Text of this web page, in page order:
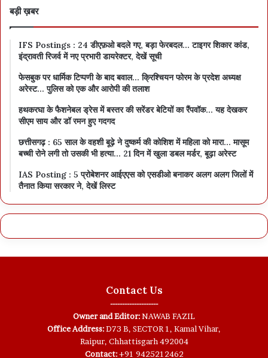
बड़ी ख़बर
IFS Postings : 24 डीएफ़ओ बदले गए, बड़ा फेरबदल… टाइगर शिकार कांड,
इंद्रावती रिजर्व में नए प्रभारी डायरेक्टर, देखें सूची
फेसबुक पर धार्मिक टिप्पणी के बाद बवाल… क्रिश्चियन फोरम के प्रदेश अध्यक्ष
अरेस्ट… पुलिस को एक और आरोपी की तलाश
हथकरघा के फैशनेबल ड्रेस में बस्तर की सरेंडर बेटियों का रैंपवॉक… यह देखकर
सीएम साय और डॉ रमन हुए गदगद
छत्तीसगढ़ : 65 साल के वहशी बूढ़े ने दुष्कर्म की कोशिश में महिला को मारा… मासूम
बच्ची रोने लगी तो उसकी भी हत्या… 21 दिन में खुला डबल मर्डर, बूढ़ा अरेस्ट
IAS Posting : 5 प्रोबेशनर आईएएस को एसडीओ बनाकर अलग अलग जिलों में
तैनात किया सरकार ने, देखें लिस्ट
Contact Us
--------------------
Owner and Editor:NAWAB FAZIL
Office Address:D73 B, SECTOR 1, Kamal Vihar,
Raipur, Chhattisgarh 492004
Contact:+91 9425212462